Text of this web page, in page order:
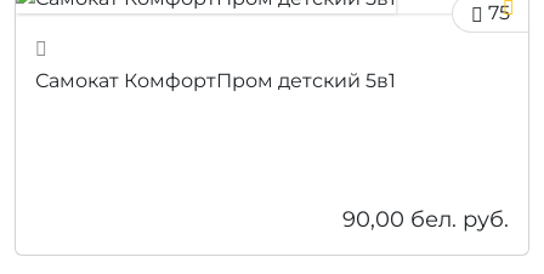
75
Самокат КомфортПром детский 5в1
90,00 бел. руб.